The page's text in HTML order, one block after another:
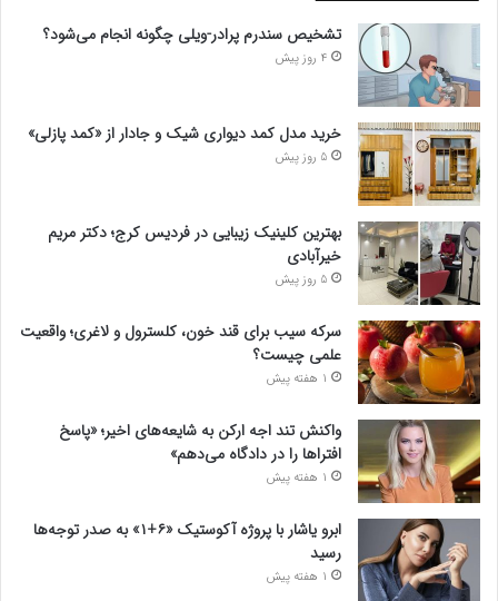
تشخیص سندرم پرادر-ویلی چگونه انجام می‌شود؟
4 روز پیش
خرید مدل کمد دیواری شیک و جادار از «کمد پازلی»
5 روز پیش
بهترین کلینیک زیبایی در فردیس کرج؛ دکتر مریم
خیرآبادی
5 روز پیش
سرکه سیب برای قند خون، کلسترول و لاغری؛ واقعیت
علمی چیست؟
1 هفته پیش
واکنش تند اجه ارکن به شایعه‌های اخیر؛ «پاسخ
افتراها را در دادگاه می‌دهم»
1 هفته پیش
ابرو یاشار با پروژه آکوستیک «۶+۱» به صدر توجه‌ها
رسید
1 هفته پیش